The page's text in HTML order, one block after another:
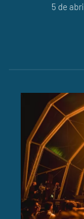
5 de